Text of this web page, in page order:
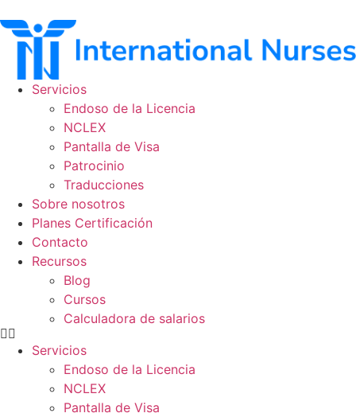
al
contenido
Servicios
Endoso de la Licencia
NCLEX
Pantalla de Visa
Patrocinio
Traducciones
Sobre nosotros
Planes Certificación
Contacto
Recursos
Blog
Cursos
Calculadora de salarios
Servicios
Endoso de la Licencia
NCLEX
Pantalla de Visa